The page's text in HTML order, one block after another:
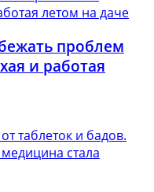
проблем
и работая